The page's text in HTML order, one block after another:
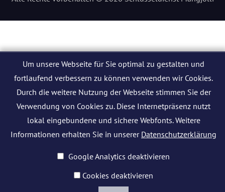
Um unsere Webseite für Sie optimal zu gestalten und
fortlaufend verbessern zu können verwenden wir Cookies.
Durch die weitere Nutzung der Webseite stimmen Sie der
Verwendung von Cookies zu. Diese Internetpräsenz nutzt
lokal eingebundene und sichere Webfonts. Weitere
Informationen erhalten Sie in unserer Datenschutzerklärung
Google Analytics deaktivieren
Cookies deaktivieren